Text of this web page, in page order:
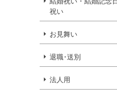
祝い
お見舞い
退職･送別
法人用